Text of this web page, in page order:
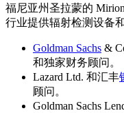
福尼亚州圣拉蒙的
行业提供辐射检测设备和
Goldman Sachs &
和独家财务顾问。
Lazard Ltd. 和汇丰
顾问。
Goldman Sachs